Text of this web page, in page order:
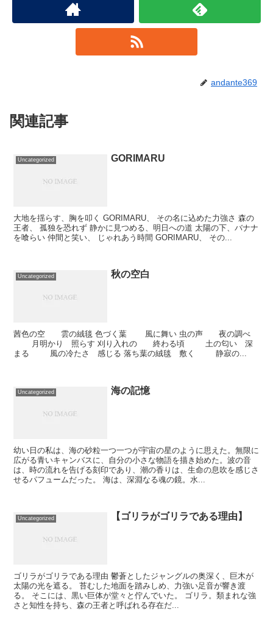
andante369
関連記事
Uncategorized GORIMARU
大地を揺らす、胸を叩く GORIMARU、 その名に込めた力強さ 森の
王者、 孤独を恐れず 静かに見つめる、明日への道 太陽の下、バナナ
を喰らい 仲間と笑い、 じゃれあう時間 GORIMARU、 その...
Uncategorized 秋の空白
茜色の空 雲の絨毯 色づく葉 風に舞い 虫の声 夜の調べ
月明かり 照らす 刈り入れの 終わる頃 土の匂い 深
まる 風の冷たさ 感じる 落ち葉の絨毯 敷く 静寂の...
Uncategorized 海の記憶
幼い日の私は、海の砂粒一つ一つが宇宙の星のように思えた。無限に
広がる青いキャンバスに、自分の小さな物語を描き始めた。波の音
は、時の流れを告げる刻印であり、潮の香りは、生命の息吹を感じさ
せるパフュームだった。 海は、深淵なる魂の鏡。水...
Uncategorized 【ゴリラがゴリラである理由】
ゴリラがゴリラである理由 鬱蒼としたジャングルの奥深く、巨木が
太陽の光を遮る。 苔むした地面を踏みしめ、力強い足音が響き渡
る。 そこには、黒い巨体が堂々と佇んでいた。 ゴリラ。類まれな強
さと知性を持ち、森の王者と呼ばれる存在だ...